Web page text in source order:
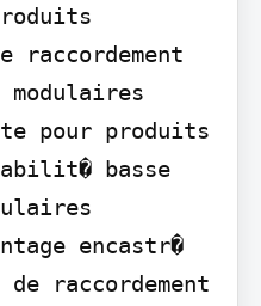
raccordement
pour produits
basse
encastr�
raccordement